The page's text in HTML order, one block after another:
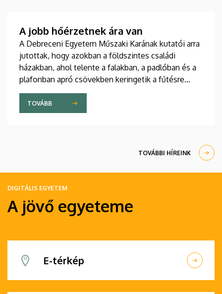
A jobb hőérzetnek ára van
A Debreceni Egyetem Műszaki Karának kutatói arra
jutottak, hogy azokban a földszintes családi
házakban, ahol telente a falakban, a padlóban és a
plafonban apró csövekben keringetik a fűtésre
használt melegvizet, az egyenletesebb eloszlás
miatt jobb ugyan a hőérzet, mint egy radiátoros
épületben, ugyanakkor az előbbi fűtési megoldás
TOVÁBB
TOVÁBBI HÍREINK
DIGITÁLIS EGYETEM
A jövő egyeteme
E-térkép